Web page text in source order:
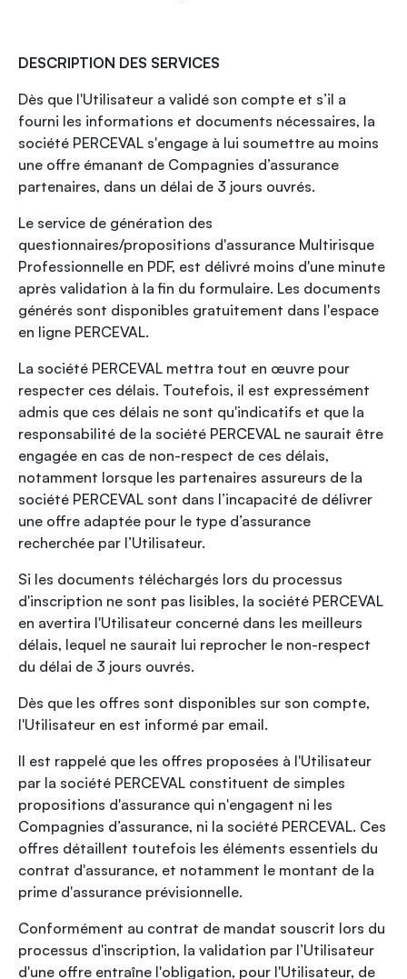
DESCRIPTION DES SERVICES
Dès que l'Utilisateur a validé son compte et s’il a
fourni les informations et documents nécessaires, la
société PERCEVAL s'engage à lui soumettre au moins
une offre émanant de Compagnies d’assurance
partenaires, dans un délai de 3 jours ouvrés.
Le service de génération des
questionnaires/propositions d'assurance Multirisque
Professionnelle en PDF, est délivré moins d'une minute
après validation à la fin du formulaire. Les documents
générés sont disponibles gratuitement dans l'espace
en ligne PERCEVAL.
La société PERCEVAL mettra tout en œuvre pour
respecter ces délais. Toutefois, il est expressément
admis que ces délais ne sont qu'indicatifs et que la
responsabilité de la société PERCEVAL ne saurait être
engagée en cas de non-respect de ces délais,
notamment lorsque les partenaires assureurs de la
société PERCEVAL sont dans l’incapacité de délivrer
une offre adaptée pour le type d’assurance
recherchée par l’Utilisateur.
Si les documents téléchargés lors du processus
d'inscription ne sont pas lisibles, la société PERCEVAL
en avertira l'Utilisateur concerné dans les meilleurs
délais, lequel ne saurait lui reprocher le non-respect
du délai de 3 jours ouvrés.
Dès que les offres sont disponibles sur son compte,
l'Utilisateur en est informé par email.
Il est rappelé que les offres proposées à l'Utilisateur
par la société PERCEVAL constituent de simples
propositions d'assurance qui n'engagent ni les
Compagnies d’assurance, ni la société PERCEVAL. Ces
offres détaillent toutefois les éléments essentiels du
contrat d'assurance, et notamment le montant de la
prime d'assurance prévisionnelle.
Conformément au contrat de mandat souscrit lors du
processus d'inscription, la validation par l’Utilisateur
d'une offre entraîne l'obligation, pour l'Utilisateur, de